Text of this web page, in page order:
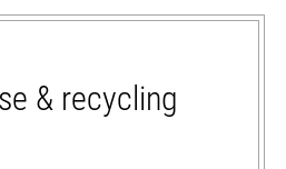
& recycling